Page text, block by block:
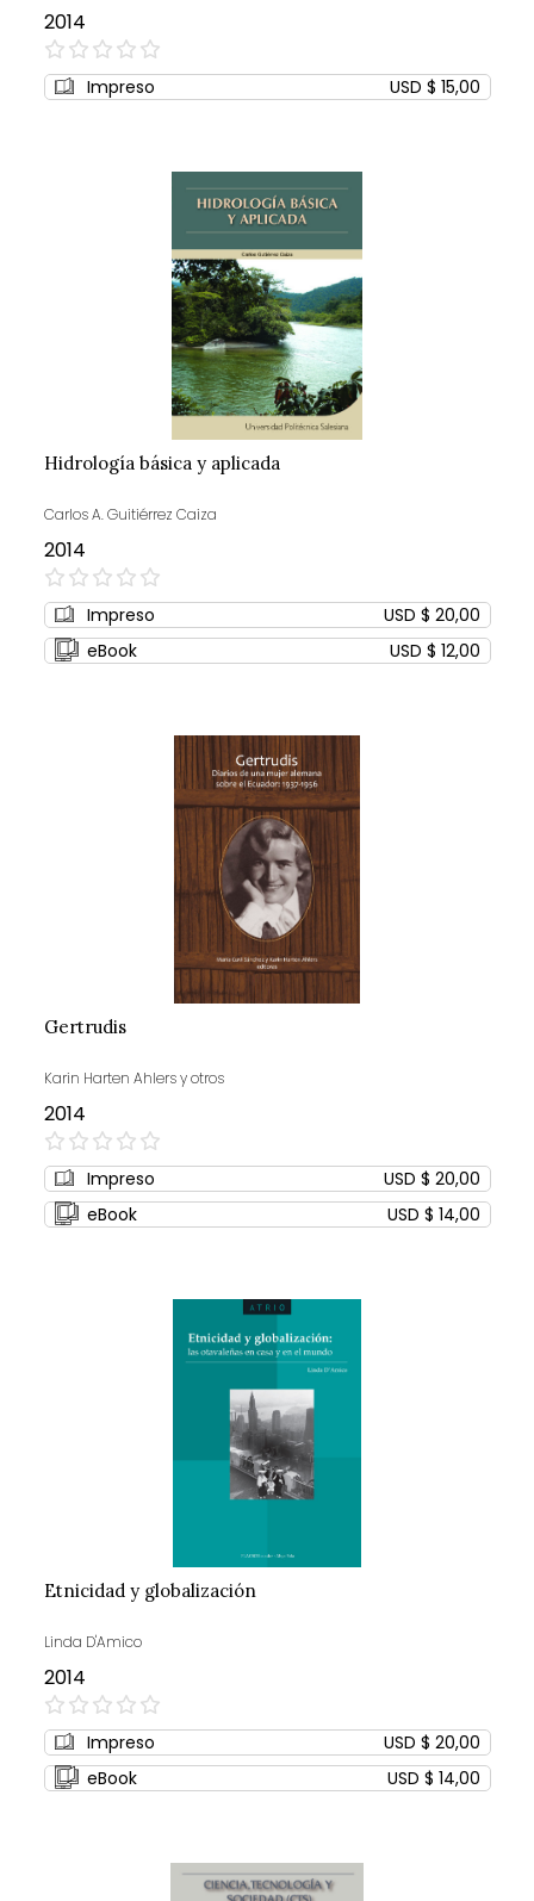
2014
0%
Impreso USD $ 15,00
Hidrología básica y aplicada
Carlos A. Guitiérrez Caiza
2014
0%
Impreso
USD $ 20,00
eBook
USD $ 12,00
Gertrudis
Karin Harten Ahlers y otros
2014
0%
Impreso
USD $ 20,00
eBook
USD $ 14,00
Etnicidad y globalización
Linda D'Amico
2014
0%
Impreso
USD $ 20,00
eBook
USD $ 14,00